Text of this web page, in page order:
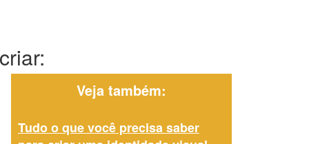
Veja também:
Tudo o que você precisa saber